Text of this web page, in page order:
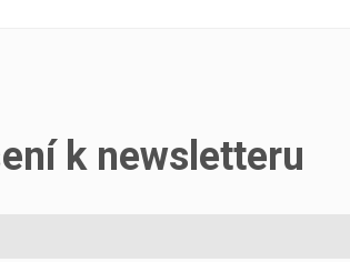
k newsletteru